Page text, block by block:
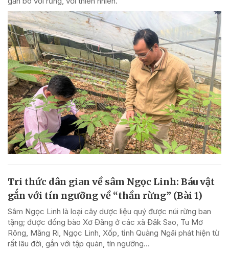
Tri thức dân gian về sâm Ngọc Linh: Báu vật
gắn với tín ngưỡng về “thần rừng” (Bài 1)
Sâm Ngọc Linh là loại cây dược liệu quý được núi rừng ban
tặng; được đồng bào Xơ Đăng ở các xã Đăk Sao, Tu Mơ
Rông, Măng Ri, Ngọc Linh, Xốp, tỉnh Quảng Ngãi phát hiện từ
rất lâu đời, gắn với tập quán, tín ngưỡng...